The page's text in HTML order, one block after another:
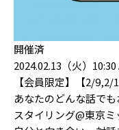
開催済
2024.02.13（火）
【会員限定】【2/9,2/
あなたのどんな話で
スタイリング@東京